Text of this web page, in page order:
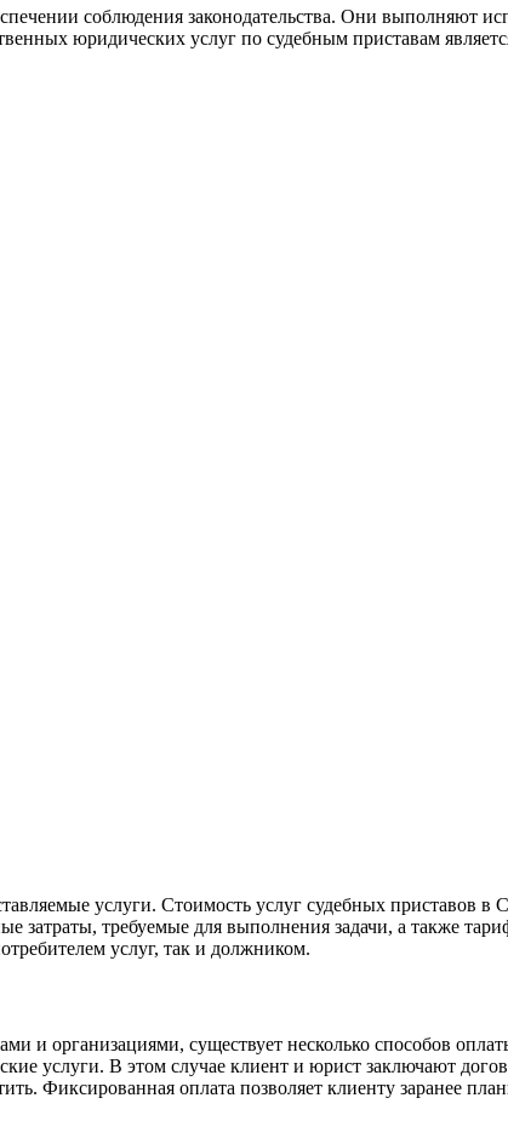
соблюдения законодательства. Они выполняют
юридических услуг по судебным приставам
услуги. Стоимость услуг судебных приставов в
требуемые для выполнения задачи, а также
услуг, так и должником.
и организациями, существует несколько способов
услуги. В этом случае клиент и юрист заключают
Фиксированная оплата позволяет клиенту заранее